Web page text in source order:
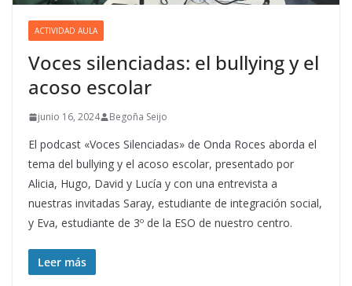
ACTIVIDAD AULA
Voces silenciadas: el bullying y el
acoso escolar
junio 16, 2024 Begoña Seijo
El podcast «Voces Silenciadas» de Onda Roces aborda el
tema del bullying y el acoso escolar, presentado por
Alicia, Hugo, David y Lucía y con una entrevista a
nuestras invitadas Saray, estudiante de integración social,
y Eva, estudiante de 3º de la ESO de nuestro centro.
Leer más